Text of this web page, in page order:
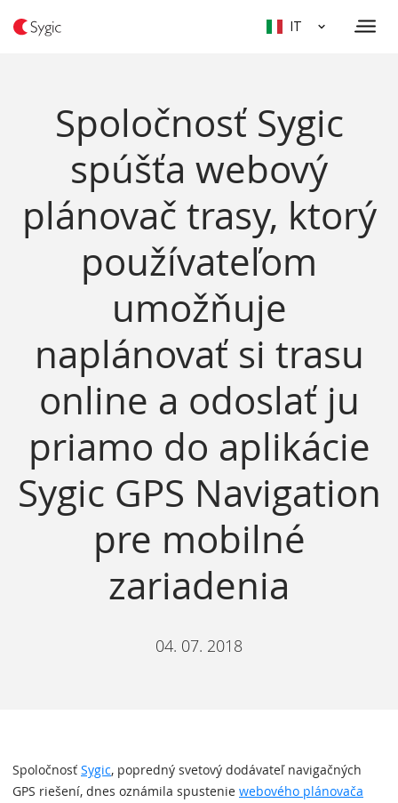
IT
Spoločnosť Sygic
spúšťa webový
plánovač trasy, ktorý
používateľom
umožňuje
naplánovať si trasu
online a odoslať ju
priamo do aplikácie
Sygic GPS Navigation
pre mobilné
zariadenia
04. 07. 2018
Spoločnosť Sygic, popredný svetový dodávateľ navigačných
GPS riešení, dnes oznámila spustenie webového plánovača